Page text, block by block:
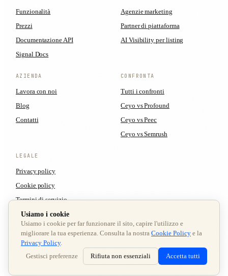
Funzionalità
Prezzi
Documentazione API
Signal Docs
Agenzie marketing
Partner di piattaforma
AI Visibility per listing
AZIENDA
Lavora con noi
Blog
Contatti
CONFRONTA
Tutti i confronti
Ceyo vs Profound
Ceyo vs Peec
Ceyo vs Semrush
LEGALE
Privacy policy
Cookie policy
Termini di servizio
Preferenze cookie
© 2026 Ceyo AI LTD · TUTTI I DIRITTI RISERVATI
Tutti i sistemi operativi
Usiamo i cookie
Usiamo i cookie per far funzionare il sito, capire l'utilizzo e
migliorare la tua esperienza. Consulta la nostra Cookie Policy e la
Privacy Policy.
Gestisci preferenze
Rifiuta non essenziali Accetta tutti